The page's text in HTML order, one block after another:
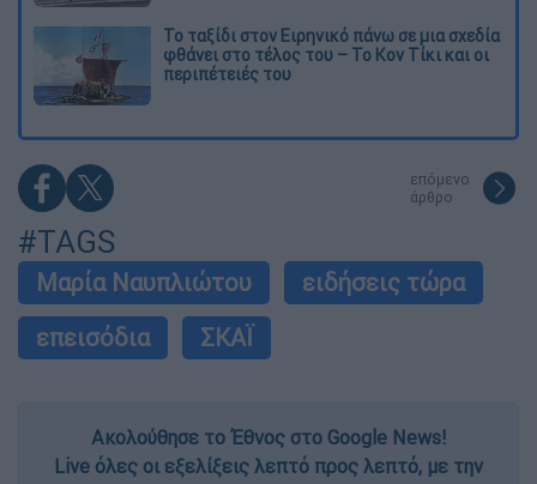
Το ταξίδι στον Ειρηνικό πάνω σε μια σχεδία
φθάνει στο τέλος του – Το Κον Τίκι και οι
περιπέτειές του
επόμενο
άρθρο
#TAGS
Μαρία Ναυπλιώτου
ειδήσεις τώρα
επεισόδια
ΣΚΑΪ
Ακολούθησε το Έθνος στο Google News!
Live όλες οι εξελίξεις λεπτό προς λεπτό, με την